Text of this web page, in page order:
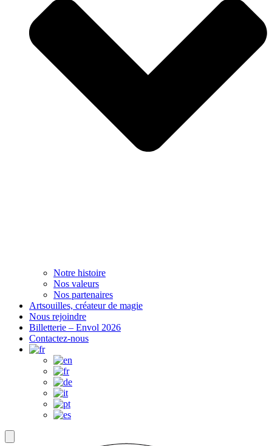
Notre histoire
Nos valeurs
Nos partenaires
Artsouilles, créateur de magie
Nous rejoindre
Billetterie – Envol 2026
Contactez-nous